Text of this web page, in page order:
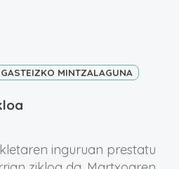
GASTEIZKO MINTZALAGUNA
inguruan prestatu